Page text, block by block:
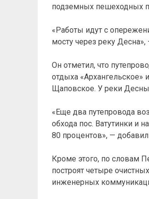
подземных пешеходных
«Работы идут с
мосту через реку
Он отметил, что
отдыха
Щаповское. У реки Десны
«Еще два путепровода
обхода пос. Ватутинки и
80 процентов», —
Кроме этого, по словам
построят четыре
инженерных